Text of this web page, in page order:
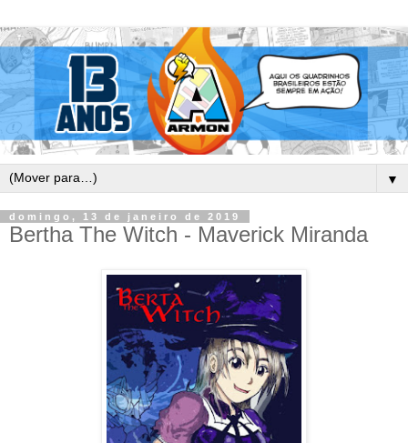
▼
domingo, 13 de janeiro de 2019
Bertha The Witch - Maverick Miranda